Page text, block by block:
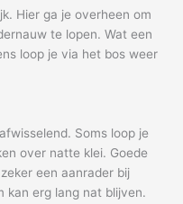
Hier ga je overheen om
te lopen. Wat een
loop je via het bos weer
Soms loop je
over natte klei. Goede
een aanrader bij
kan erg lang nat blijven.